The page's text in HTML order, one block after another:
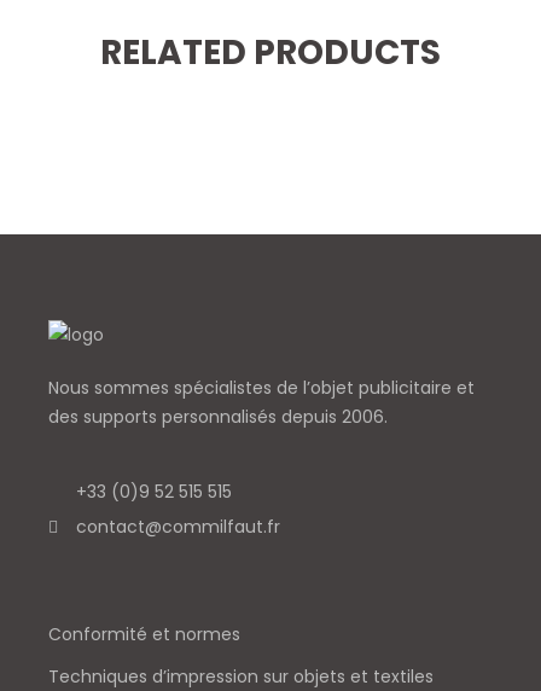
RELATED PRODUCTS
Nous sommes spécialistes de l’objet publicitaire et
des supports personnalisés depuis 2006.
+33 (0)9 52 515 515
contact@commilfaut.fr
Conformité et normes
Techniques d’impression sur objets et textiles